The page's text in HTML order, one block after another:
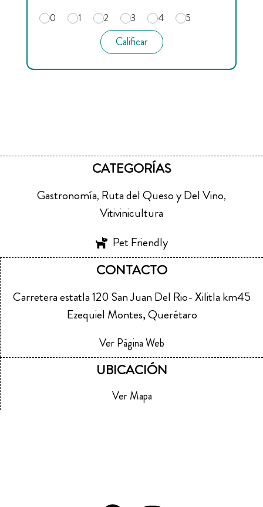
0 1 2 3 4 5
Calificar
CATEGORÍAS
Gastronomía, Ruta del Queso y Del Vino,
Vitivinicultura
Pet Friendly
CONTACTO
Carretera estatla 120 San Juan Del Rio- Xilitla km45
Ezequiel Montes, Querétaro
Ver Página Web
UBICACIÓN
Ver Mapa